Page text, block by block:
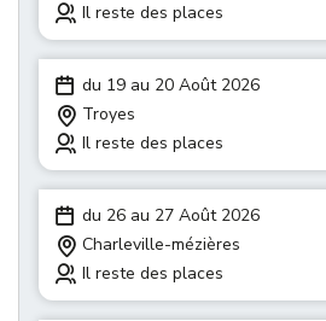
Il reste des places
du 19 au 20 Août 2026
Troyes
Il reste des places
du 26 au 27 Août 2026
Charleville-mézières
Il reste des places